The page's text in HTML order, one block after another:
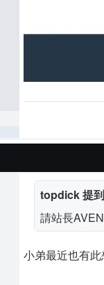
topdick 提
請站長
小弟最近也有